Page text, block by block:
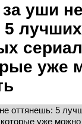
уши не
5 лучших
уже